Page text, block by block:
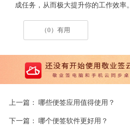
成任务，从而极大提升你的工作效率。
（0）有用
上一篇： 哪些便签应用值得使用？
下一篇： 哪个便签软件更好用？